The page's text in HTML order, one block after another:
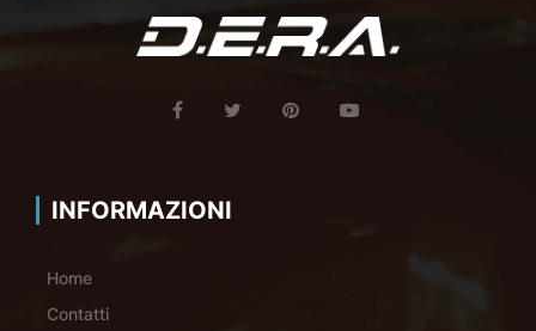
INFORMAZIONI
Home
Contatti